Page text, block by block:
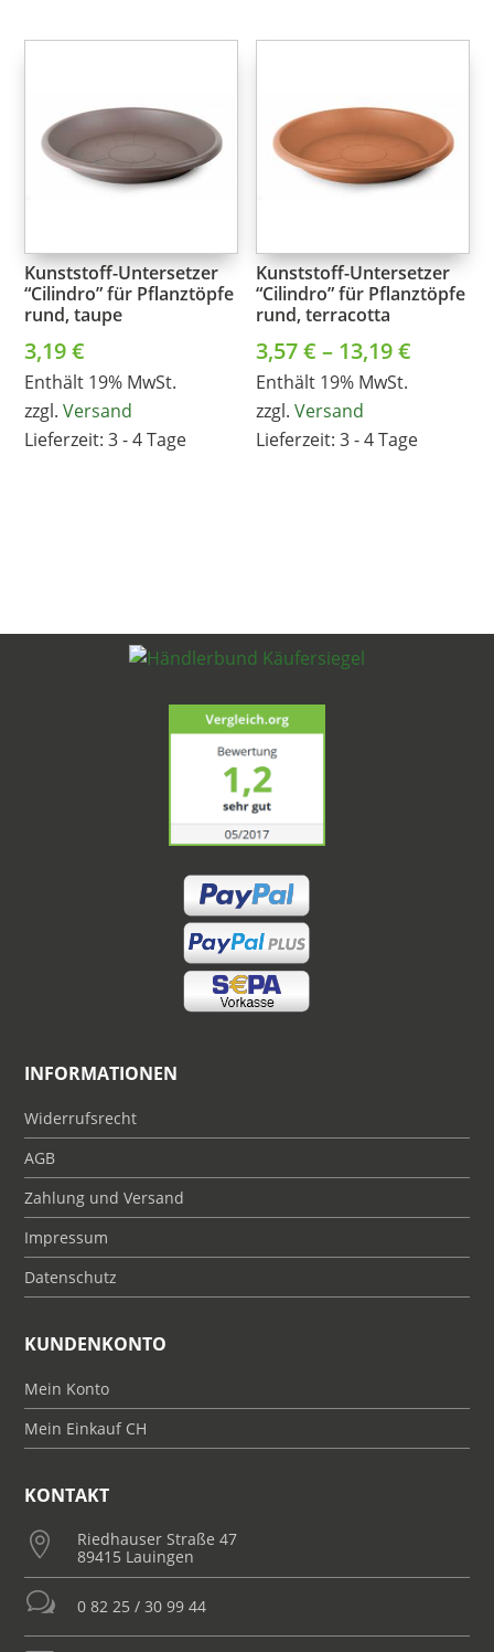
Kunststoff-Untersetzer
“Cilindro” für Pflanztöpfe
rund, taupe
3,19€
Enthält 19% MwSt.
zzgl.Versand
Lieferzeit: 3 - 4 Tage
Kunststoff-Untersetzer
“Cilindro” für Pflanztöpfe
rund, terracotta
3,57€ – 13,19€
13,19 €
Enthält 19% MwSt.
zzgl.Versand
Lieferzeit: 3 - 4 Tage
INFORMATIONEN
Widerrufsrecht
AGB
Zahlung und Versand
Impressum
Datenschutz
KUNDENKONTO
Mein Konto
Mein Einkauf CH
KONTAKT

Riedhauser Straße 47
89415 Lauingen
w 0 82 25 / 30 99 44